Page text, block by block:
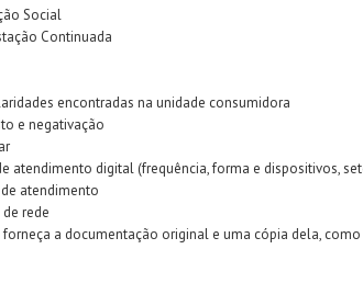
Social
Continuada
encontradas na unidade consumidora
e negativação
atendimento digital (frequência, forma e dispositivos,
atendimento
rede
a documentação original e uma cópia dela,